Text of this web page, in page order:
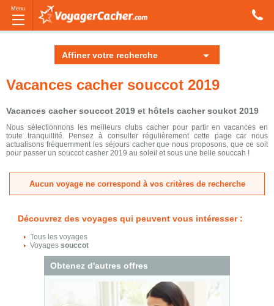
Menu
Affiner votre recherche
Vacances cacher souccot 2019
Vacances cacher souccot 2019 et hôtels cacher soukot 2019
Nous sélectionnons les meilleurs clubs cacher pour partir en vacances en
toute tranquillité. Pensez à consulter régulièrement cette page car nous
actualisons fréquemment les séjours cacher que nous proposons, que ce soit
pour passer un souccot casher 2019 au soleil et sous une belle souccah !
Aucun voyage ne correspond à vos critères de recherche
Découvrez des voyages qui peuvent vous intéresser :
Tous les voyages
Voyages souccot
Obtenez d'autres offres